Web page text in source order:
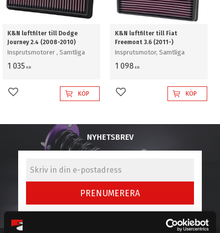
K&N luftfilter till Dodge
Journey 2.4 (2008-2010)
Insprutsmotorer , Samtliga
1 035 KR
Lägg till i favoriterKÖP
K&N luftfilter till Fiat
Freemont 3.6 (2011-)
Insprutsmotor, Samtliga
1 098 KR
Lägg till i favoriterKÖP
NYHETSBREV
PRENUMERERA
integritetspolicy